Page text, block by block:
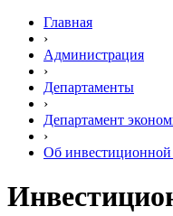
Главная
›
Администрация
›
Департаменты
›
Департамент
›
Об инвестиционной